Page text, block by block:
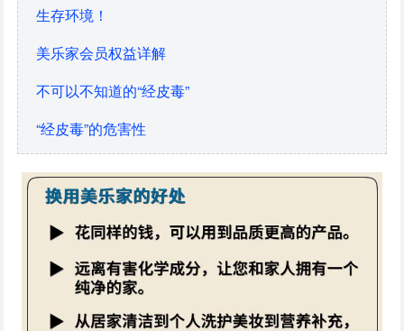
生存环境！
美乐家会员权益详解
不可以不知道的“经皮毒”
“经皮毒”的危害性